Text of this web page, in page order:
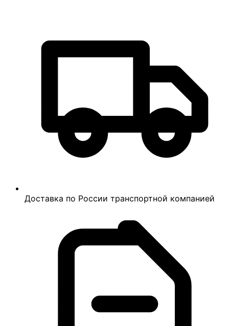
Доставка по России транспортной компанией